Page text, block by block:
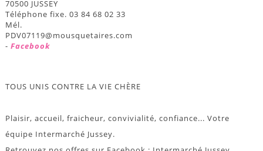
70500 JUSSEY
Téléphone fixe. 03 84 68 02 33
Mél.
PDV07119@mousquetaires.com
- Facebook
TOUS UNIS CONTRE LA VIE CHÈRE
Plaisir, accueil, fraicheur, convivialité, confiance... Votre
équipe Intermarché Jussey.